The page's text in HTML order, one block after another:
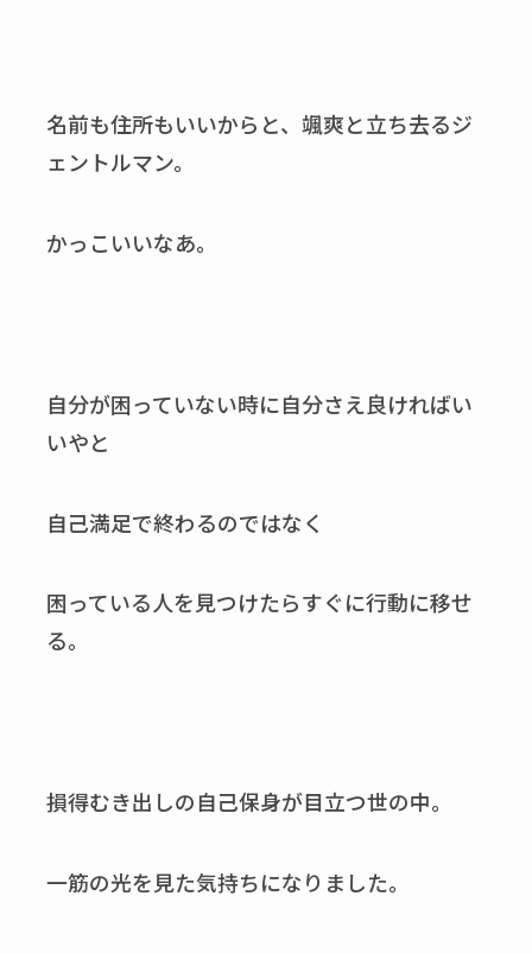
名前も住所もいいからと、颯爽と立ち去るジ
ェントルマン。
かっこいいなあ。
自分が困っていない時に自分さえ良ければい
いやと
自己満足で終わるのではなく
困っている人を見つけたらすぐに行動に移せ
る。
損得むき出しの自己保身が目立つ世の中。
一筋の光を見た気持ちになりました。